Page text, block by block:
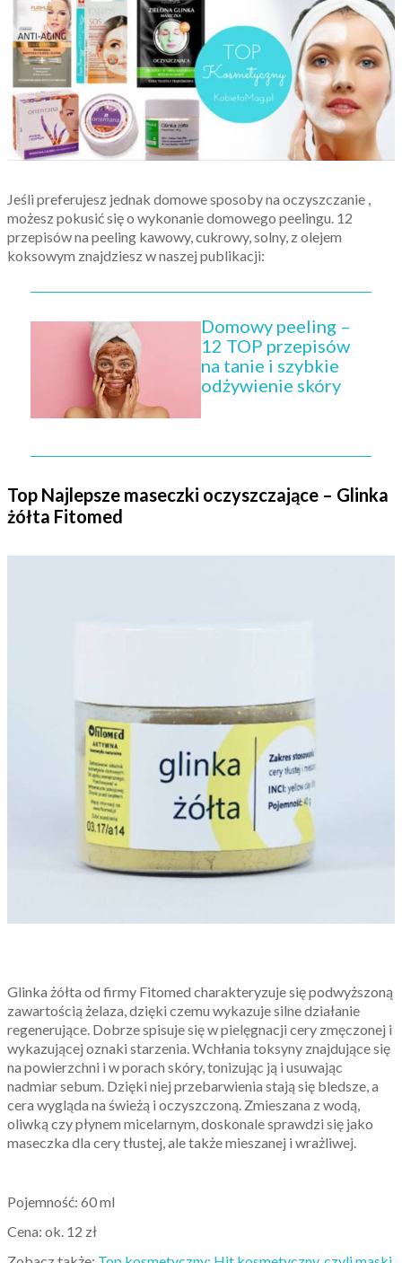
Jeśli preferujesz jednak domowe sposoby na oczyszczanie ,
możesz pokusić się o wykonanie domowego peelingu. 12
przepisów na peeling kawowy, cukrowy, solny, z olejem
koksowym znajdziesz w naszej publikacji:
Domowy peeling –
12 TOP przepisów
na tanie i szybkie
odżywienie skóry
Top Najlepsze maseczki oczyszczające – Glinka
żółta Fitomed
Glinka żółta od firmy Fitomed charakteryzuje się podwyższoną
zawartością żelaza, dzięki czemu wykazuje silne działanie
regenerujące. Dobrze spisuje się w pielęgnacji cery zmęczonej i
wykazującej oznaki starzenia. Wchłania toksyny znajdujące się
na powierzchni i w porach skóry, tonizując ją i usuwając
nadmiar sebum. Dzięki niej przebarwienia stają się bledsze, a
cera wygląda na świeżą i oczyszczoną. Zmieszana z wodą,
oliwką czy płynem micelarnym, doskonale sprawdzi się jako
maseczka dla cery tłustej, ale także mieszanej i wrażliwej.
Pojemność: 60 ml
Cena: ok. 12 zł